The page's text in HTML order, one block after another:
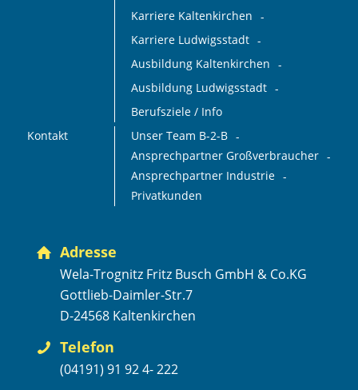
Karriere Kaltenkirchen
Karriere Ludwigsstadt
Ausbildung Kaltenkirchen
Ausbildung Ludwigsstadt
Berufsziele / Info
Kontakt
Unser Team B-2-B
Ansprechpartner Großverbraucher
Ansprechpartner Industrie
Privatkunden
Adresse
Wela-Trognitz Fritz Busch GmbH & Co.KG
Gottlieb-Daimler-Str.7
D-24568 Kaltenkirchen
Telefon
(04191) 91 92 4- 222